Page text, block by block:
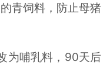
青饲料，防止母猪
为哺乳料，90天后